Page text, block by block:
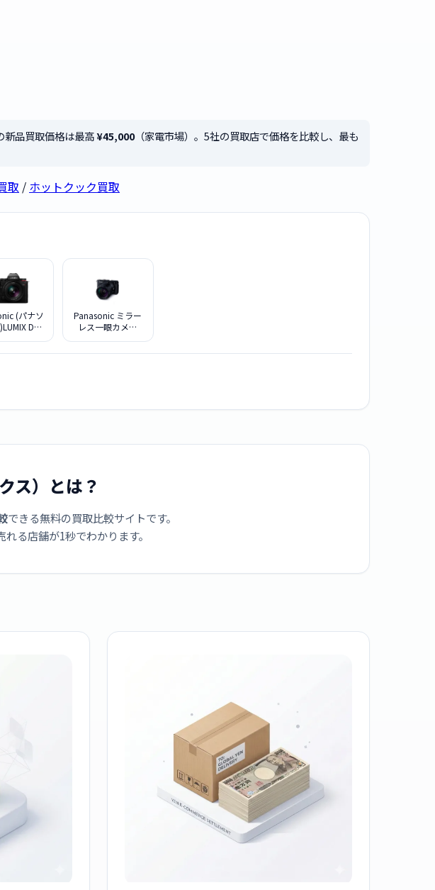
新品買取価格は最高¥45,000（家電市場）。5社の買取店で価格を比較し、最も
取 / ホットクック買取
(パナソ
DC-
Panasonic ミラー
レス一眼カメラ
ス）とは？
できる無料の買取比較サイトです。
る店舗が1秒でわかります。